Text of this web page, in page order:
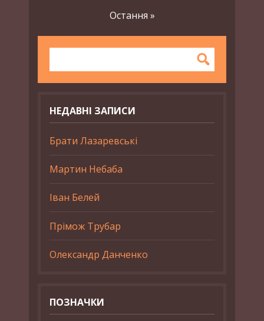
Остання »
НЕДАВНІ ЗАПИСИ
Брати Лазаревські
Мартин Небаба
Іван Белей
Прімож Трубар
Олександр Данченко
ПОЗНАЧКИ